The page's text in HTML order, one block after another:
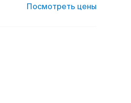
Посмотреть цены